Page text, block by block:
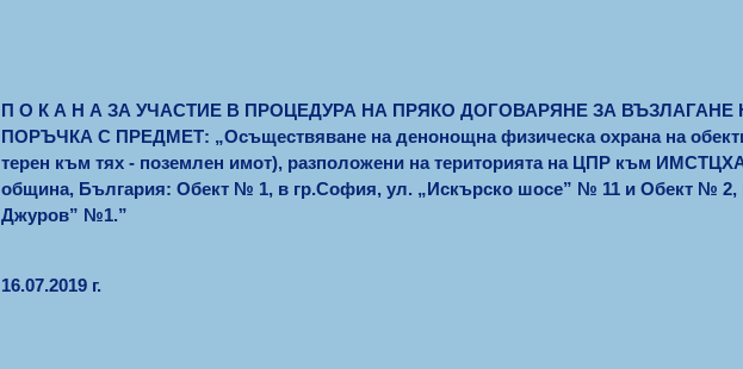
П О К А Н А ЗА УЧАСТИЕ В ПРОЦЕДУРА НА ПРЯКО ДОГОВАРЯНЕ ЗА
ПОРЪЧКА С ПРЕДМЕТ: „Осъществяване на денонощна физическа охрана на
терен към тях - поземлен имот), разположени на територията на ЦПР към
община, България: Обект № 1, в гр.София, ул. „Искърско шосе” № 11 и Обект № 2,
Джуров” №1.”
16.07.2019 г.